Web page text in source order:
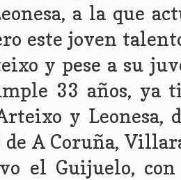
a la que
este joven
y pese a su
33 años,
y Leonesa,
A Coruña,
el Guijuelo,